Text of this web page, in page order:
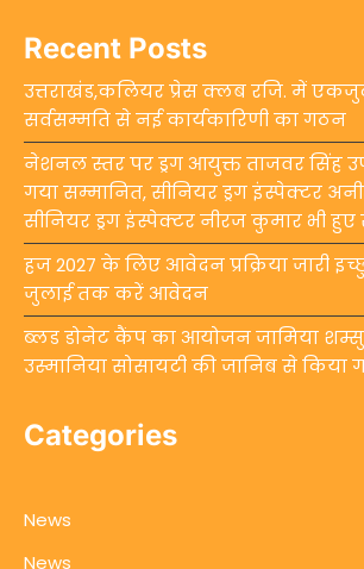
Recent Posts
उत्तराखंड,कलियर प्रेस क्लब रजि. में
सर्वसम्मति से नई कार्यकारिणी का गठन
नेशनल स्तर पर ड्रग आयुक्त ताजवर सिंह
गया सम्मानित, सीनियर ड्रग इंस्पेक्टर
सीनियर ड्रग इंस्पेक्टर नीरज कुमार भी हुए
हज 2027 के लिए आवेदन प्रक्रिया जारी
जुलाई तक करें आवेदन
ब्लड डोनेट कैंप का आयोजन जामिया
उस्मानिया सोसायटी की जानिब से किया
Categories
News
News